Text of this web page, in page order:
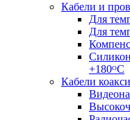
Кабели и
Для
Для
+180ᴼС
Кабели